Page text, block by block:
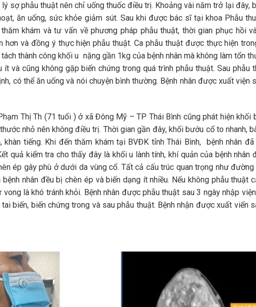
sợ phẫu thuật nên chỉ uống thuốc điều trị. Khoảng vài năm trở lại đây,
ăn uống, sức khỏe giảm sút. Sau khi được bác sĩ tại khoa Phẫu
khám và tư vấn về phương pháp phẫu thuật, thời gian phục hồi
hơn và đồng ý thực hiện phẫu thuật. Ca phẫu thuật được thực hiện
thành công khối u nặng gần 1kg của bệnh nhân mà không làm tổn
ít và cũng không gặp biến chứng trong quá trình phẫu thuật. Sau phẫu
có thể ăn uống và nói chuyện bình thường. Bệnh nhân được xuất viện
Thị Th (71 tuổi ) ở xã Đông Mỹ – TP Thái Bình cũng phát hiện khối
nhỏ nên không điều trị. Thời gian gần đây, khối bướu cổ to nhanh,
khàn tiếng. Khi đến thăm khám tại BVĐK tỉnh Thái Bình, bệnh nhân
quả kiểm tra cho thấy đây là khối u lành tính, khí quản của bệnh nhân
ép gây phù ở dưới da vùng cổ. Tất cả cấu trúc quan trọng như
nhân đều bị chèn ép và biến dạng ít nhiều. Nếu không phẫu thuật
là khó tránh khỏi. Bệnh nhân được phẫu thuật sau 3 ngày nhập
biến, biến chứng trong và sau phẫu thuật. Bệnh nhận được xuất viến